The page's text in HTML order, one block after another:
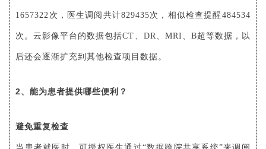
1657322次，医生调阅共计829435次，相似检查提醒484534
次。云影像平台的数据包括CT、DR、MRI、B超等数据，以
后还会逐渐扩充到其他检查项目数据。
2、能为患者提供哪些便利？
避免重复检查